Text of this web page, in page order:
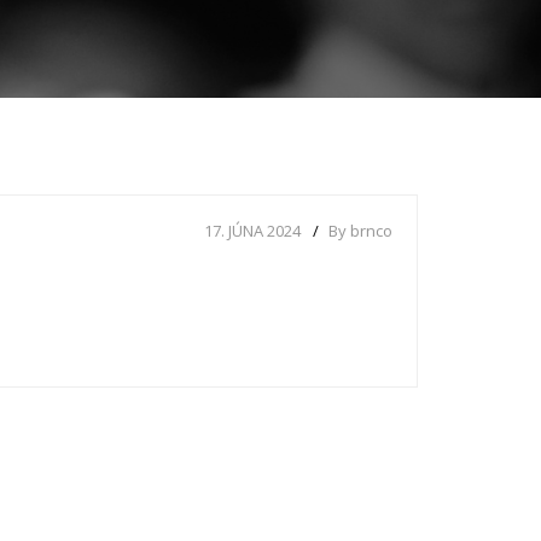
17. JÚNA 2024 By brnco